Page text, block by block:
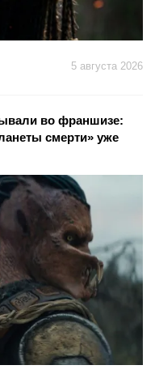
5 августа 2026
во франшизе:
смерти» уже